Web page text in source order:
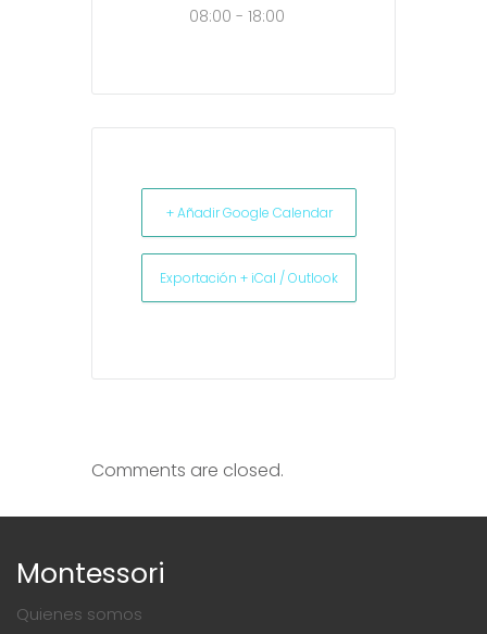
08:00 - 18:00
+ Añadir Google Calendar
Exportación + iCal / Outlook
Comments are closed.
Montessori
Quienes somos